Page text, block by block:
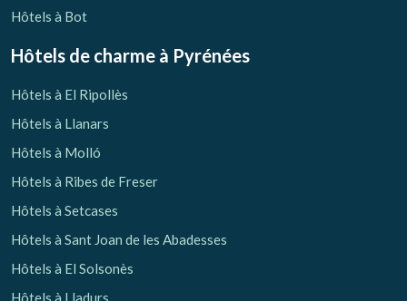
Hôtels à Bot
Hôtels de charme à Pyrénées
Hôtels à El Ripollès
Hôtels à Llanars
Hôtels à Molló
Hôtels à Ribes de Freser
Hôtels à Setcases
Hôtels à Sant Joan de les Abadesses
Hôtels à El Solsonès